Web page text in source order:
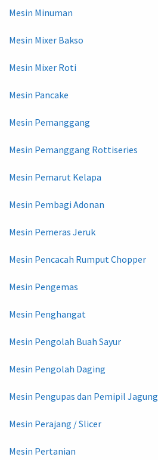
Mesin Minuman
Mesin Mixer Bakso
Mesin Mixer Roti
Mesin Pancake
Mesin Pemanggang
Mesin Pemanggang Rottiseries
Mesin Pemarut Kelapa
Mesin Pembagi Adonan
Mesin Pemeras Jeruk
Mesin Pencacah Rumput Chopper
Mesin Pengemas
Mesin Penghangat
Mesin Pengolah Buah Sayur
Mesin Pengolah Daging
Mesin Pengupas dan Pemipil Jagung
Mesin Perajang / Slicer
Mesin Pertanian